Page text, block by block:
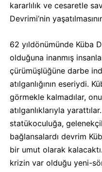
kararlılık ve cesaretle
Devrimi’nin
62 yıldönümünde Küba
olduğuna inanmış
çürümüşlüğüne darbe
atılganlığının eseriydi.
görmekle kalmadılar,
atılganlıklarıyla
statükoculuğa,
bağlansalardı devrim
bir umut olarak
krizin var olduğu yeni-